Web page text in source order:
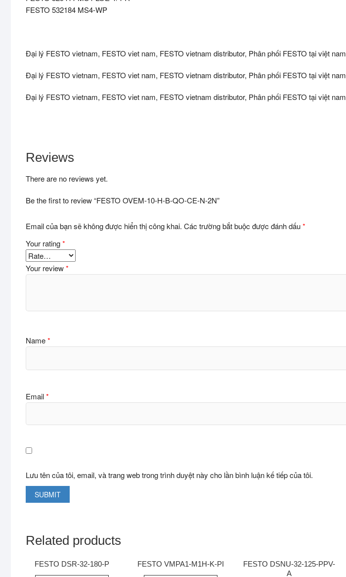
FESTO 532184 MS4-WP
Đại lý FESTO vietnam, FESTO viet nam, FESTO vietnam distributor, Phân phối FESTO tại việt nam
Đại lý FESTO vietnam, FESTO viet nam, FESTO vietnam distributor, Phân phối FESTO tại việt nam
Đại lý FESTO vietnam, FESTO viet nam, FESTO vietnam distributor, Phân phối FESTO tại việt nam
Reviews
There are no reviews yet.
Be the first to review “FESTO OVEM-10-H-B-QO-CE-N-2N”
Email của bạn sẽ không được hiển thị công khai. Các trường bắt buộc được đánh dấu*
Your rating*
Your review*
Name*
Email*
Lưu tên của tôi, email, và trang web trong trình duyệt này cho lần bình luận kế tiếp của tôi.
Related products
FESTO DSR-32-180-P FESTO VMPA1-M1H-K-PI
FESTO DSNU-32-125-PPV-
A